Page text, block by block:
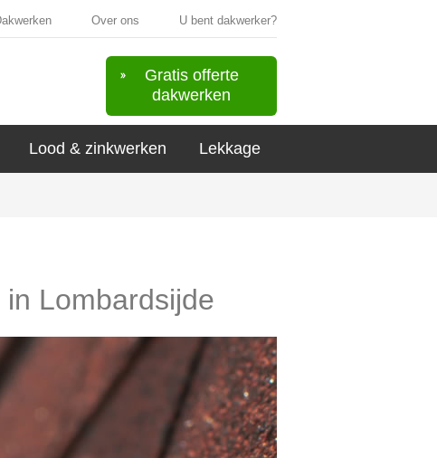
Over ons U bent dakwerker?
Gratis offerte
dakwerken
Lood & zinkwerken Lekkage
Lombardsijde